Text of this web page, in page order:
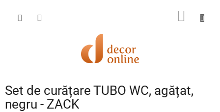
conținut
COŞ
Set de curățare TUBO WC, agățat,
negru - ZACK